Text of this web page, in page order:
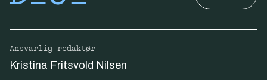
Ansvarlig redaktør
Kristina Fritsvold Nilsen